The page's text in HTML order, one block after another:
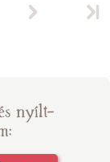
nyílt-